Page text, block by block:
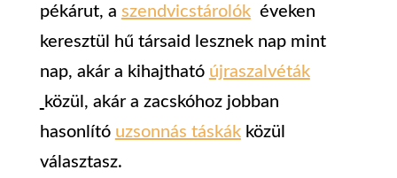
pékárut, a szendvicstárolók éveken
keresztül hű társaid lesznek nap mint
nap, akár a kihajtható újraszalvéták
közül, akár a zacskóhoz jobban
hasonlító uzsonnás táskák közül
választasz.